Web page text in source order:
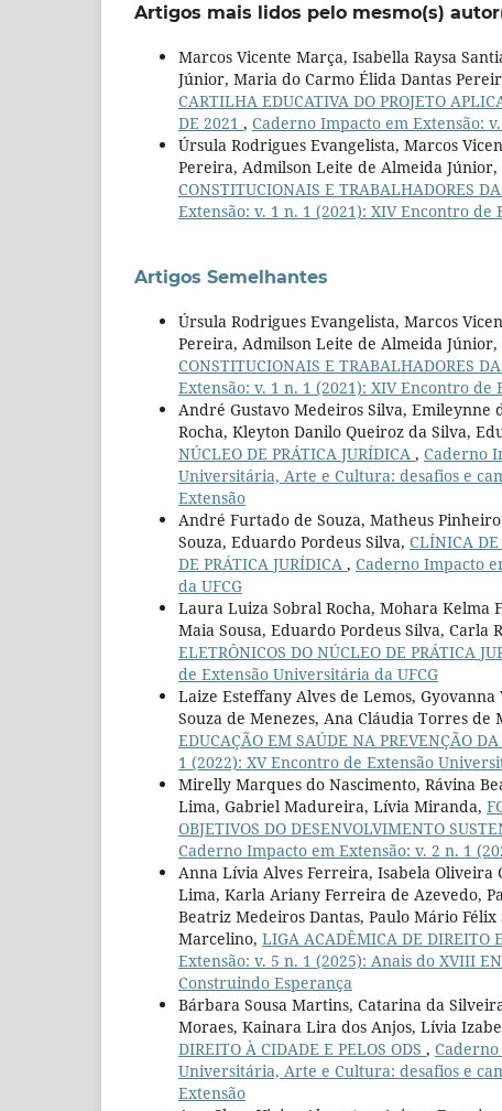
Artigos mais lidos pelo mesmo(s)
Marcos Vicente Marça, Isabella Raysa
Júnior, Maria do Carmo Élida Dantas
CARTILHA EDUCATIVA DO PROJETO
DE 2021 , Caderno Impacto em Extensão:
Úrsula Rodrigues Evangelista, Marcos
Pereira, Admilson Leite de Almeida Júnior,
CONSTITUCIONAIS E TRABALHADORES
Extensão: v. 1 n. 1 (2021): XIV Encontro de
Artigos Semelhantes
Úrsula Rodrigues Evangelista, Marcos
Pereira, Admilson Leite de Almeida Júnior,
CONSTITUCIONAIS E TRABALHADORES
Extensão: v. 1 n. 1 (2021): XIV Encontro de
André Gustavo Medeiros Silva,
Rocha, Kleyton Danilo Queiroz da Silva,
NÚCLEO DE PRÁTICA JURÍDICA , Caderno
Universitária, Arte e Cultura: desafios e
Extensão
André Furtado de Souza, Matheus
Souza, Eduardo Pordeus Silva, CLÍNICA DE
DE PRÁTICA JURÍDICA , Caderno Impacto
da UFCG
Laura Luiza Sobral Rocha, Mohara Kelma
Maia Sousa, Eduardo Pordeus Silva, Carla
ELETRÔNICOS DO NÚCLEO DE PRÁTICA
de Extensão Universitária da UFCG
Laize Esteffany Alves de Lemos,
Souza de Menezes, Ana Cláudia Torres
EDUCAÇÃO EM SAÚDE NA PREVENÇÃO
1 (2022): XV Encontro de Extensão
Mirelly Marques do Nascimento, Rávina
Lima, Gabriel Madureira, Lívia Miranda,
OBJETIVOS DO DESENVOLVIMENTO
Caderno Impacto em Extensão: v. 2 n. 1
Anna Lívia Alves Ferreira, Isabela Oliveira
Lima, Karla Ariany Ferreira de Azevedo,
Beatriz Medeiros Dantas, Paulo Mário
Marcelino, LIGA ACADÊMICA DE DIREITO
Extensão: v. 5 n. 1 (2025): Anais do XVIII
Construindo Esperança
Bárbara Sousa Martins, Catarina da
Moraes, Kainara Lira dos Anjos, Lívia
DIREITO À CIDADE E PELOS ODS , Caderno
Universitária, Arte e Cultura: desafios e
Extensão